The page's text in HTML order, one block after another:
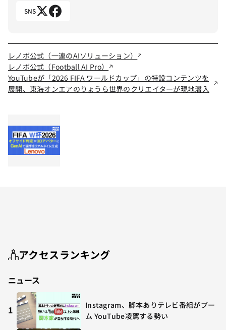
SNS
レノボ公式（一連のAIソリューション）
レノボ公式（Football AI Pro）
YouTubeが「2026 FIFA ワールドカップ」の特設コンテンツを
展開、東海オンエアのりょうら世界のクリエイターが現地潜入
アクセスランキング
ニュース
1
Instagram、脚本ありテレビ番組がブー
ム YouTube凌駕する勢い